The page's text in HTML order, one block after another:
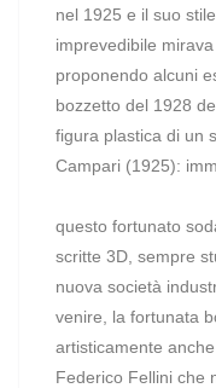
nel 1925 e il suo
imprevedibile
proponendo alcuni
bozzetto del 1928
figura plastica di un
Campari (1925):
questo fortunato
scritte 3D, sempre
nuova società
venire, la fortunata
artisticamente
Federico Fellini che